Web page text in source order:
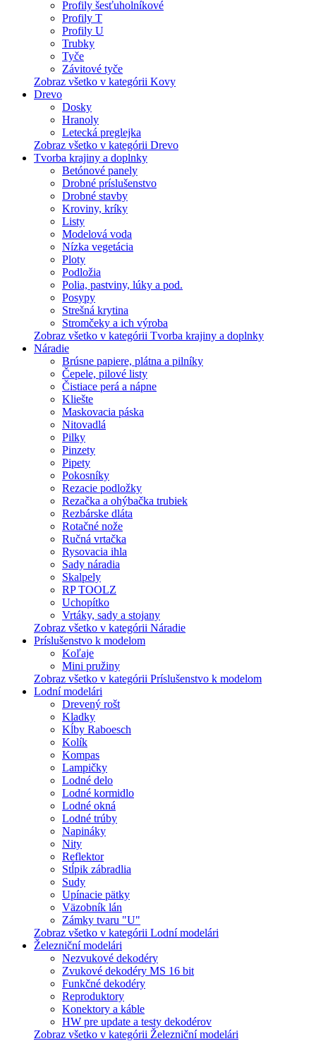
Profily šesťuholníkové
Profily T
Profily U
Trubky
Tyče
Závitové tyče
Zobraz všetko v kategórii Kovy
Drevo
Dosky
Hranoly
Letecká preglejka
Zobraz všetko v kategórii Drevo
Tvorba krajiny a doplnky
Betónové panely
Drobné príslušenstvo
Drobné stavby
Kroviny, kríky
Listy
Modelová voda
Nízka vegetácia
Ploty
Podložia
Polia, pastviny, lúky a pod.
Posypy
Strešná krytina
Stromčeky a ich výroba
Zobraz všetko v kategórii Tvorba krajiny a doplnky
Náradie
Brúsne papiere, plátna a pilníky
Čepele, pilové listy
Čistiace perá a nápne
Kliešte
Maskovacia páska
Nitovadlá
Pilky
Pinzety
Pipety
Pokosníky
Rezacie podložky
Rezačka a ohýbačka trubiek
Rezbárske dláta
Rotačné nože
Ručná vrtačka
Rysovacia ihla
Sady náradia
Skalpely
RP TOOLZ
Uchopítko
Vrtáky, sady a stojany
Zobraz všetko v kategórii Náradie
Príslušenstvo k modelom
Koľaje
Mini pružiny
Zobraz všetko v kategórii Príslušenstvo k modelom
Lodní modelári
Drevený rošt
Kladky
Kĺby Raboesch
Kolík
Kompas
Lampičky
Lodné delo
Lodné kormidlo
Lodné okná
Lodné trúby
Napináky
Nity
Reflektor
Stĺpik zábradlia
Sudy
Upínacie pätky
Väzobník lán
Zámky tvaru "U"
Zobraz všetko v kategórii Lodní modelári
Železniční modelári
Nezvukové dekodéry
Zvukové dekodéry MS 16 bit
Funkčné dekodéry
Reproduktory
Konektory a káble
HW pre update a testy dekodérov
Zobraz všetko v kategórii Železniční modelári